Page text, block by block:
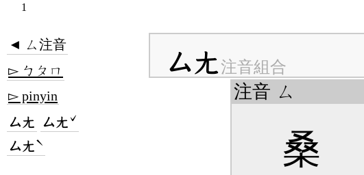
◄ ㄙ注音
▻ ㄅㄆㄇ
▻ pinyin
ㄙㄤ ㄙㄤˇ
ㄙㄤˋ
ㄙㄤ注音組合
注音 ㄙ
桑
1